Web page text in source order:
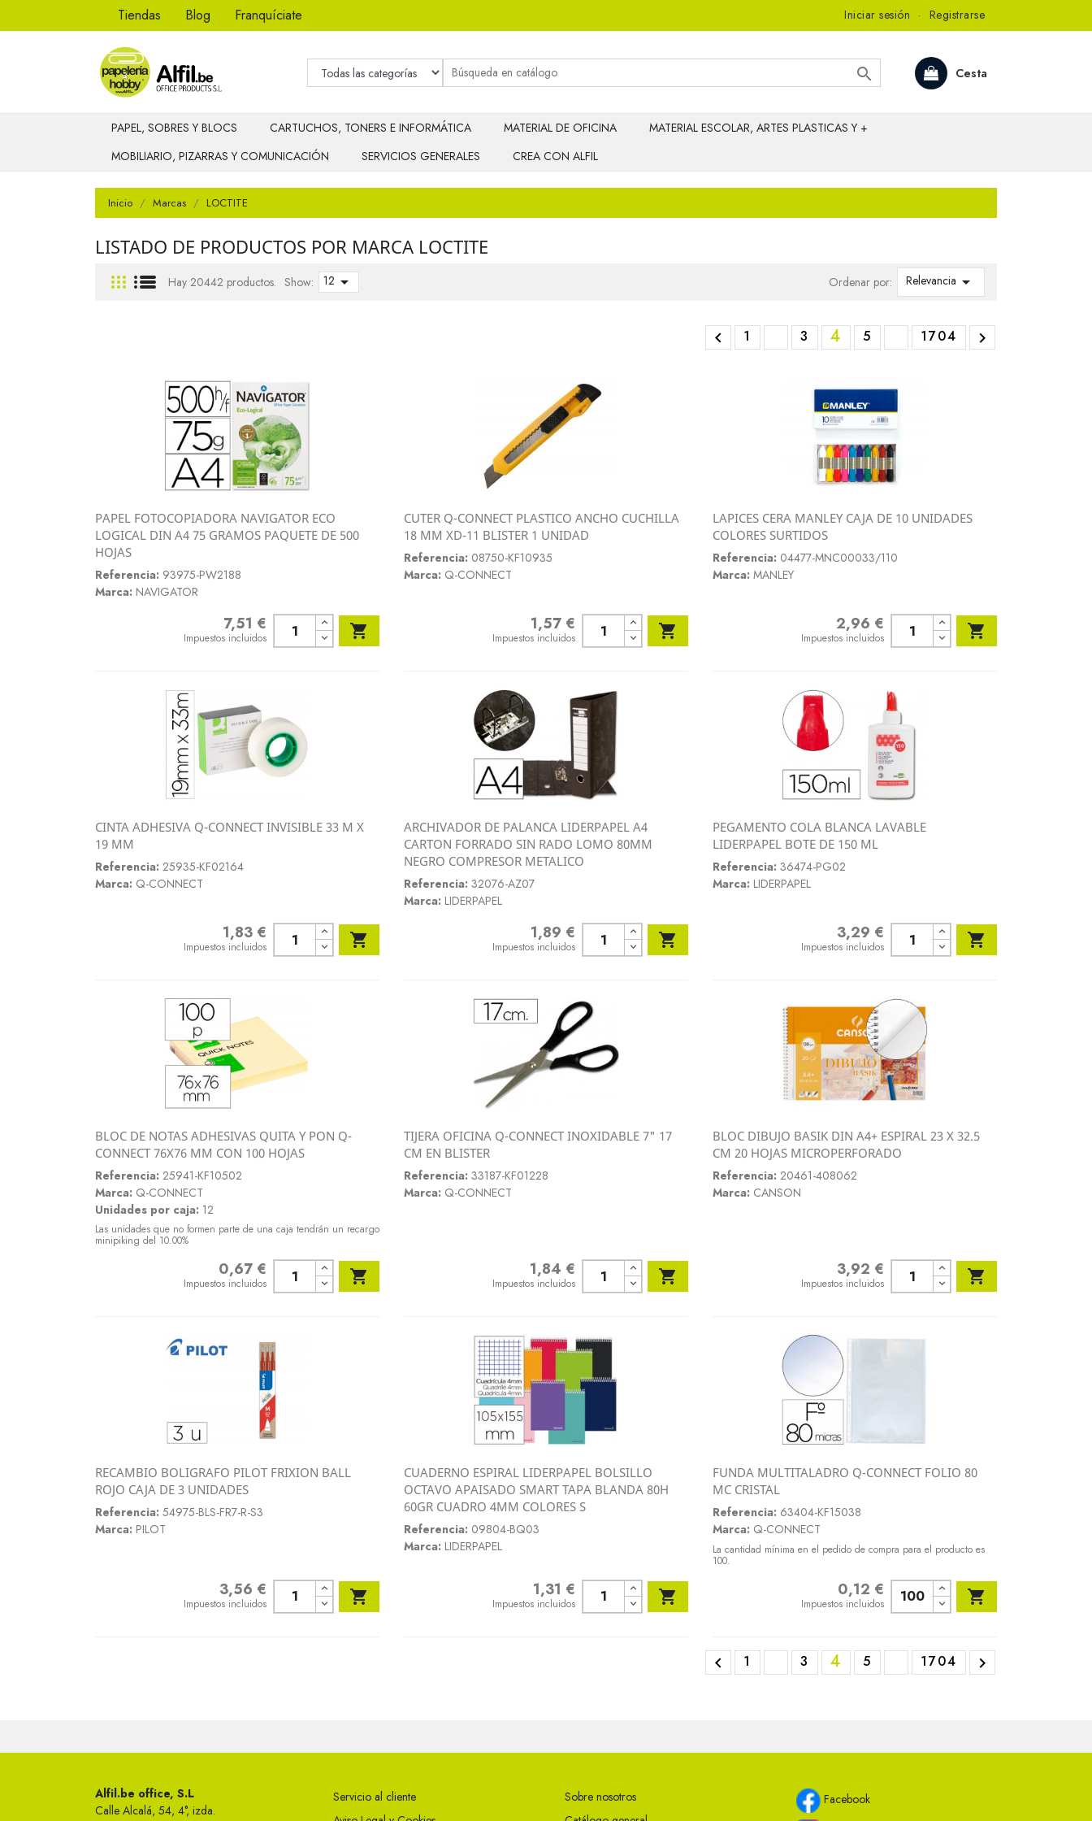
Tiendas Blog Franquíciate Iniciar sesión · Registrarse
Cesta

PAPEL, SOBRES Y BLOCS CARTUCHOS, TONERS E INFORMÁTICA MATERIAL DE OFICINA
MATERIAL ESCOLAR, ARTES PLASTICAS Y +
MOBILIARIO, PIZARRAS Y COMUNICACIÓN
SERVICIOS GENERALES CREA CON ALFIL
Inicio Marcas LOCTITE
LISTADO DE PRODUCTOS POR MARCA LOCTITE
Hay 20442 productos. Show: 12  Ordenar por: Relevancia 
 1 3 4 5 1704 
Vista rápida
PAPEL FOTOCOPIADORA NAVIGATOR ECO
LOGICAL DIN A4 75 GRAMOS PAQUETE DE 500
HOJAS
Referencia: 93975-PW2188
Marca: NAVIGATOR
7,51 €
Impuestos incluidos 
Vista rápida
CUTER Q-CONNECT PLASTICO ANCHO CUCHILLA
18 MM XD-11 BLISTER 1 UNIDAD
Referencia: 08750-KF10935
Marca: Q-CONNECT
1,57 €
Impuestos incluidos 

LAPICES CERA MANLEY CAJA DE 10 UNIDADES
COLORES SURTIDOS
Referencia: 04477-MNC00033/110
Marca: MANLEY
2,96 €
Impuestos incluidos 
CINTA ADHESIVA Q-CONNECT INVISIBLE 33 M X
19 MM
Referencia: 25935-KF02164
Marca: Q-CONNECT
1,83 €
Impuestos incluidos 
Vista rápida
ARCHIVADOR DE PALANCA LIDERPAPEL A4
CARTON FORRADO SIN RADO LOMO 80MM
NEGRO COMPRESOR METALICO
Referencia: 32076-AZ07
Marca: LIDERPAPEL
1,89 €
Impuestos incluidos 
Vista rápida
PEGAMENTO COLA BLANCA LAVABLE
LIDERPAPEL BOTE DE 150 ML
Referencia: 36474-PG02
Marca: LIDERPAPEL
3,29 €
Impuestos incluidos 
 Vista rápida
BLOC DE NOTAS ADHESIVAS QUITA Y PON Q-
CONNECT 76X76 MM CON 100 HOJAS
Referencia: 25941-KF10502
Marca: Q-CONNECT
Unidades por caja: 12
Las unidades que no formen parte de una caja tendrán un recargo
minipiking del 10.00%
0,67 €
Impuestos incluidos 
TIJERA OFICINA Q-CONNECT INOXIDABLE 7" 17
CM EN BLISTER
Referencia: 33187-KF01228
Marca: Q-CONNECT
1,84 €
Impuestos incluidos 
Vista rápida
BLOC DIBUJO BASIK DIN A4+ ESPIRAL 23 X 32.5
CM 20 HOJAS MICROPERFORADO
Referencia: 20461-408062
Marca: CANSON
3,92 €
Impuestos incluidos 
Vista rápida
RECAMBIO BOLIGRAFO PILOT FRIXION BALL
ROJO CAJA DE 3 UNIDADES
Referencia: 54975-BLS-FR7-R-S3
Marca: PILOT
3,56 €
Impuestos incluidos 
Vista rápida
CUADERNO ESPIRAL LIDERPAPEL BOLSILLO
OCTAVO APAISADO SMART TAPA BLANDA 80H
60GR CUADRO 4MM COLORES S
Referencia: 09804-BQ03
Marca: LIDERPAPEL
1,31 €
Impuestos incluidos 
FUNDA MULTITALADRO Q-CONNECT FOLIO 80
MC CRISTAL
Referencia: 63404-KF15038
Marca: Q-CONNECT
La cantidad mínima en el pedido de compra para el producto es
100.
0,12 €
Impuestos incluidos 
 1 3 4 5 1704 
Alfil.be office, S.L
Calle Alcalá, 54, 4°, izda.
Servicio al cliente
Sobre nosotros
Facebook